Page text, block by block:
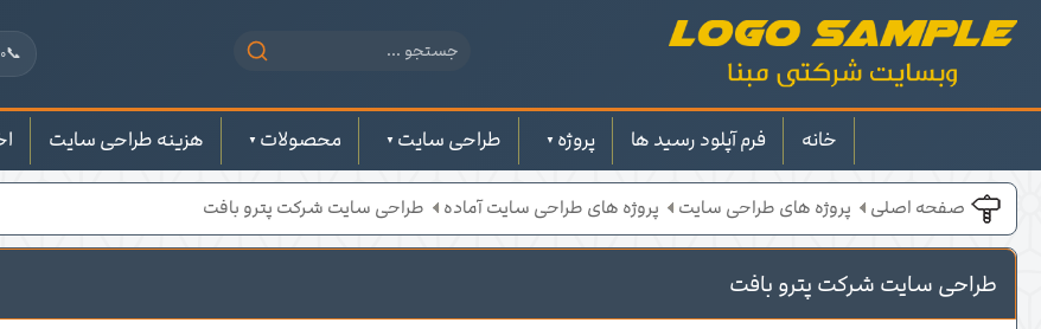
📞
خانه فرم آپلود رسید ها پروژه طراحی سایت محصولات هزینه طراحی سایت
صفحه اصلی پروژه های طراحی سایت پروژه های طراحی سایت آماده طراحی سایت شرکت پترو بافت
طراحی سایت شرکت پترو بافت